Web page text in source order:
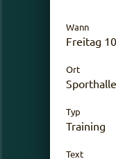
Wann
Freitag
Ort
Typ
Training
Text